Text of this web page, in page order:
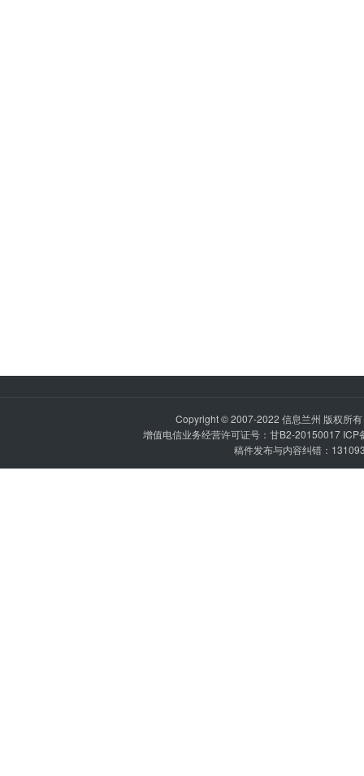
Copyright © 2007-2022 信息兰州 版权所
增值电信业务经营许可证号：甘B2-20150017 ICP
稿件发布与内容纠错：